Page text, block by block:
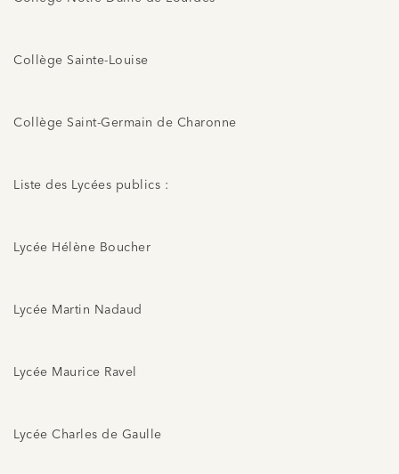
Collège Sainte-Louise
Collège Saint-Germain de Charonne
Liste des Lycées publics :
Lycée Hélène Boucher
Lycée Martin Nadaud
Lycée Maurice Ravel
Lycée Charles de Gaulle